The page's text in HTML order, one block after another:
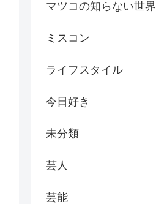
マツコの知らない世界
ミスコン
ライフスタイル
今日好き
未分類
芸人
芸能